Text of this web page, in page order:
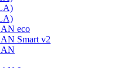
eco
Smart v2